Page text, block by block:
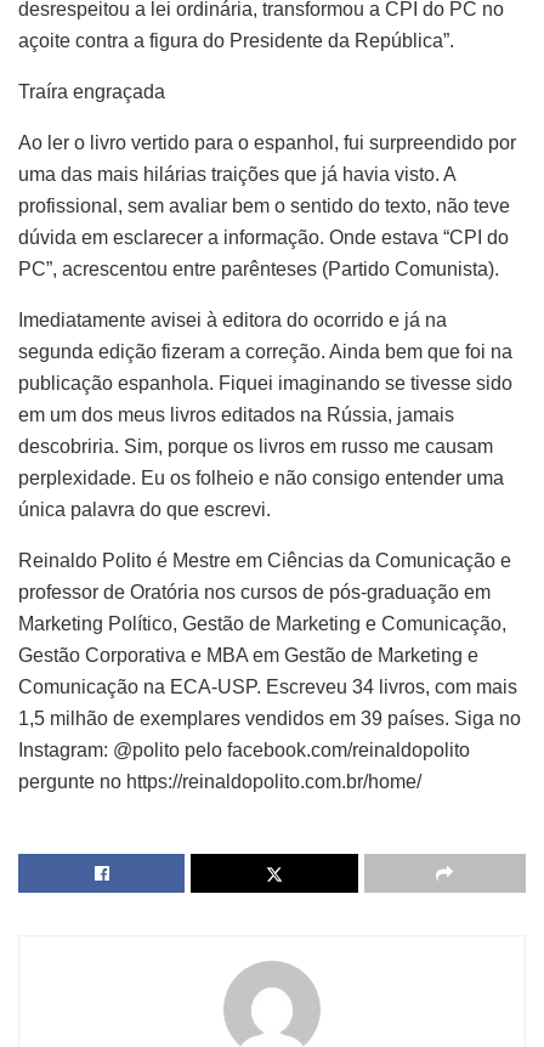
desrespeitou a lei ordinária, transformou a CPI do PC no
açoite contra a figura do Presidente da República”.
Traíra engraçada
Ao ler o livro vertido para o espanhol, fui surpreendido por
uma das mais hilárias traições que já havia visto. A
profissional, sem avaliar bem o sentido do texto, não teve
dúvida em esclarecer a informação. Onde estava “CPI do
PC”, acrescentou entre parênteses (Partido Comunista).
Imediatamente avisei à editora do ocorrido e já na
segunda edição fizeram a correção. Ainda bem que foi na
publicação espanhola. Fiquei imaginando se tivesse sido
em um dos meus livros editados na Rússia, jamais
descobriria. Sim, porque os livros em russo me causam
perplexidade. Eu os folheio e não consigo entender uma
única palavra do que escrevi.
Reinaldo Polito é Mestre em Ciências da Comunicação e
professor de Oratória nos cursos de pós-graduação em
Marketing Político, Gestão de Marketing e Comunicação,
Gestão Corporativa e MBA em Gestão de Marketing e
Comunicação na ECA-USP. Escreveu 34 livros, com mais
1,5 milhão de exemplares vendidos em 39 países. Siga no
Instagram: @polito pelo facebook.com/reinaldopolito
pergunte no https://reinaldopolito.com.br/home/